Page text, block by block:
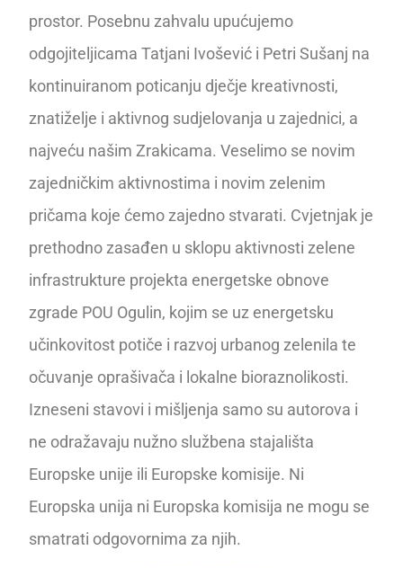
prostor. Posebnu zahvalu upućujemo
odgojiteljicama Tatjani Ivošević i Petri Sušanj na
kontinuiranom poticanju dječje kreativnosti,
znatiželje i aktivnog sudjelovanja u zajednici, a
najveću našim Zrakicama. Veselimo se novim
zajedničkim aktivnostima i novim zelenim
pričama koje ćemo zajedno stvarati. Cvjetnjak je
prethodno zasađen u sklopu aktivnosti zelene
infrastrukture projekta energetske obnove
zgrade POU Ogulin, kojim se uz energetsku
učinkovitost potiče i razvoj urbanog zelenila te
očuvanje oprašivača i lokalne bioraznolikosti.
Izneseni stavovi i mišljenja samo su autorova i
ne odražavaju nužno službena stajališta
Europske unije ili Europske komisije. Ni
Europska unija ni Europska komisija ne mogu se
smatrati odgovornima za njih.